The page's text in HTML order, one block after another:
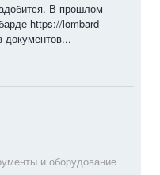
В прошлом
https://lombard-
документов...
и оборудование